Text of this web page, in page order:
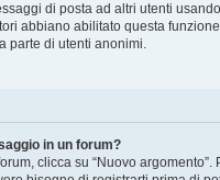
di posta ad altri utenti
abbiano abilitato questa
parte di utenti anonimi.
in un forum?
clicca su “Nuovo